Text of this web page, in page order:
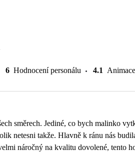
6 Hodnocení personálu 4.1 Animace
vytknul, jsou pokoje které jsou
hotel a tento je opravdu top. (